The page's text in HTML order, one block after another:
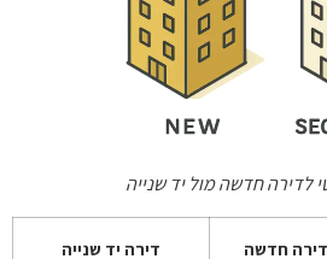
לדירה חדשה מול יד שנייה
דירה חדשה דירה יד שנייה